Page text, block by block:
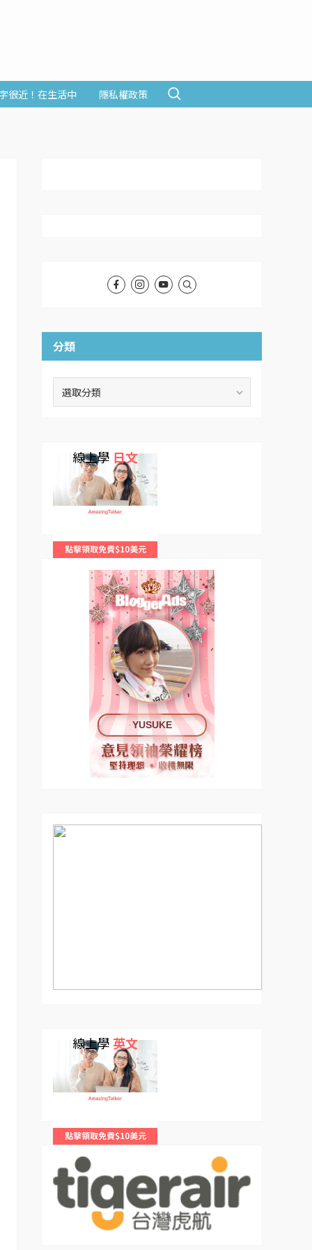
很近！在生活中 隱私權政策
分類
線上學 日文
YUSUKE
線上學 英文